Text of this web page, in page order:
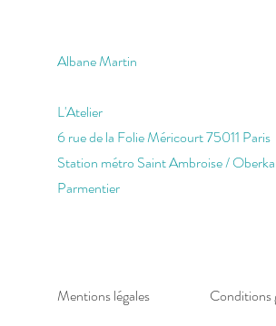
Albane Martin
L'Atelier
6 rue de la Folie Méricourt 75011 Paris
Station métro Saint Ambroise /
Parmentier
Mentions légales Conditions